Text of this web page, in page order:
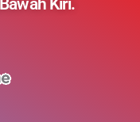
Kiri.